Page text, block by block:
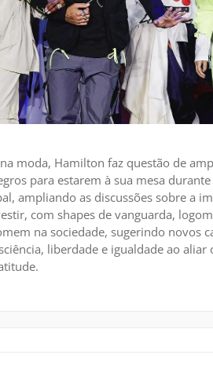
moda, Hamilton faz questão de
para estarem à sua mesa
ampliando as discussões sobre a
com shapes de vanguarda,
na sociedade, sugerindo novos
liberdade e igualdade ao